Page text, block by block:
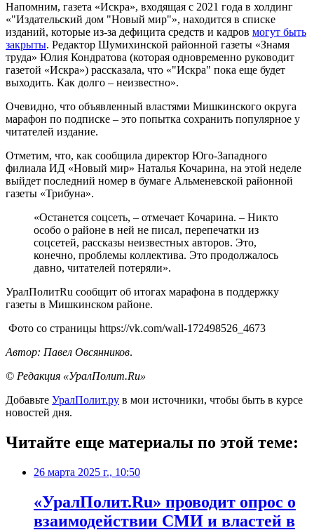
Напомним, газета «Искра», входящая с 2021 года в холдинг
«"Издательский дом "Новый мир"», находится в списке
изданий, которые из-за дефицита средств и кадров могут быть
закрыты. Редактор Шумихинской районной газеты «Знамя
труда» Юлия Кондратова (которая одновременно руководит
газетой «Искра») рассказала, что «"Искра" пока еще будет
выходить. Как долго – неизвестно».
Очевидно, что объявленный властями Мишкинского округа
марафон по подписке – это попытка сохранить популярное у
читателей издание.
Отметим, что, как сообщила директор Юго-Западного
филиала ИД «Новый мир» Наталья Кочарина, на этой неделе
выйдет последний номер в бумаге Альменевской районной
газеты «Трибуна».
«Останется соцсеть, – отмечает Кочарина. – Никто
особо о районе в ней не писал, перепечатки из
соцсетей, рассказы неизвестных авторов. Это,
конечно, проблемы коллектива. Это продолжалось
давно, читателей потеряли».
УралПолитRu сообщит об итогах марафона в поддержку
газеты в Мишкинском районе.
Фото со страницы https://vk.com/wall-172498526_4673
Автор: Павел Овсянников.
© Редакция «УралПолит.Ru»
Добавьте УралПолит.ру в мои источники, чтобы быть в курсе
новостей дня.
Читайте еще материалы по этой теме:
26 марта 2025 г., 10:50
«УралПолит.Ru» проводит опрос о
взаимодействии СМИ и властей в